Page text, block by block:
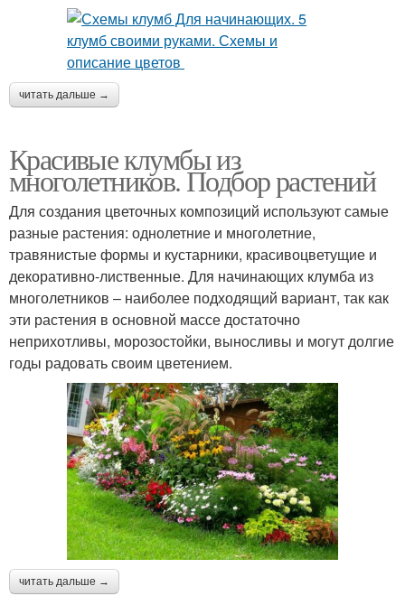
читать дальше →
Красивые клумбы из
многолетников. Подбор растений
Для создания цветочных композиций используют самые
разные растения: однолетние и многолетние,
травянистые формы и кустарники, красивоцветущие и
декоративно-лиственные. Для начинающих клумба из
многолетников – наиболее подходящий вариант, так как
эти растения в основной массе достаточно
неприхотливы, морозостойки, выносливы и могут долгие
годы радовать своим цветением.
читать дальше →